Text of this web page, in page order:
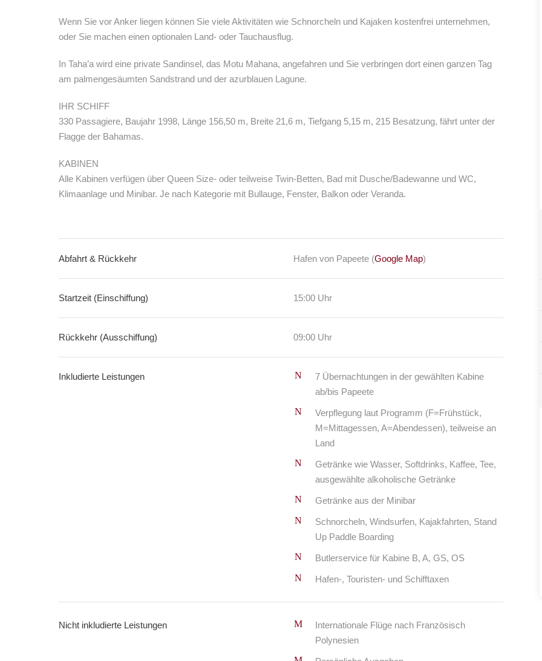
Wenn Sie vor Anker liegen können Sie viele Aktivitäten wie Schnorcheln und Kajaken kostenfrei unternehmen,
oder Sie machen einen optionalen Land- oder Tauchausflug.
In Taha’a wird eine private Sandinsel, das Motu Mahana, angefahren und Sie verbringen dort einen ganzen Tag
am palmengesäumten Sandstrand und der azurblauen Lagune.
IHR SCHIFF
330 Passagiere, Baujahr 1998, Länge 156,50 m, Breite 21,6 m, Tiefgang 5,15 m, 215 Besatzung, fährt unter der
Flagge der Bahamas.
KABINEN
Alle Kabinen verfügen über Queen Size- oder teilweise Twin-Betten, Bad mit Dusche/Badewanne und WC,
Klimaanlage und Minibar. Je nach Kategorie mit Bullauge, Fenster, Balkon oder Veranda.
Abfahrt & Rückkehr Hafen von Papeete (Google Map)
Startzeit (Einschiffung) 15:00 Uhr
Rückkehr (Ausschiffung) 09:00 Uhr
Inkludierte Leistungen
7 Übernachtungen in der gewählten Kabine
ab/bis Papeete
Verpflegung laut Programm (F=Frühstück,
M=Mittagessen, A=Abendessen), teilweise an
Land
Getränke wie Wasser, Softdrinks, Kaffee, Tee,
ausgewählte alkoholische Getränke
Getränke aus der Minibar
Schnorcheln, Windsurfen, Kajakfahrten, Stand
Up Paddle Boarding
Butlerservice für Kabine B, A, GS, OS
Hafen-, Touristen- und Schifftaxen
Nicht inkludierte Leistungen
Internationale Flüge nach Französisch
Polynesien